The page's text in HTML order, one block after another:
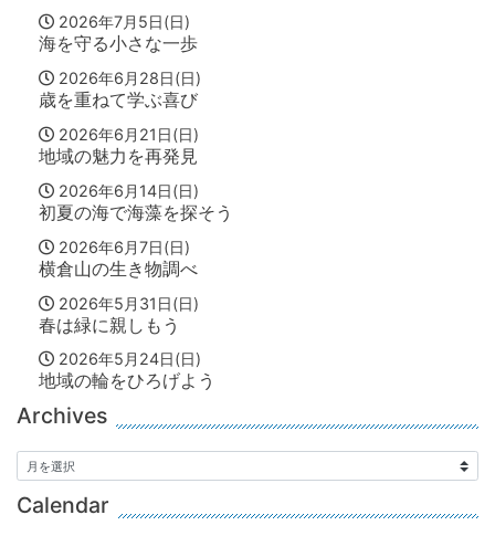
2026年7月5日(日)
海を守る小さな一歩
2026年6月28日(日)
歳を重ねて学ぶ喜び
2026年6月21日(日)
地域の魅力を再発見
2026年6月14日(日)
初夏の海で海藻を探そう
2026年6月7日(日)
横倉山の生き物調べ
2026年5月31日(日)
春は緑に親しもう
2026年5月24日(日)
地域の輪をひろげよう
Archives
Calendar